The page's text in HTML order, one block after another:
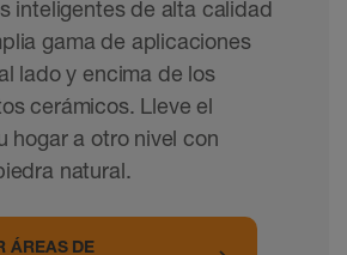
inteligentes de alta calidad
gama de aplicaciones
lado y encima de los
cerámicos. Lleve el
hogar a otro nivel con
natural.
ÁREAS DE